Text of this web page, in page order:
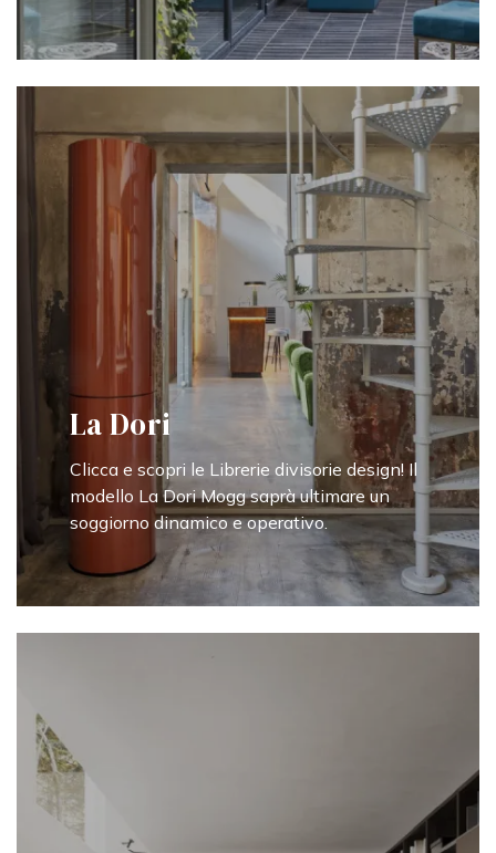
La Dori
Clicca e scopri le Librerie divisorie design! Il
modello La Dori Mogg saprà ultimare un
soggiorno dinamico e operativo.